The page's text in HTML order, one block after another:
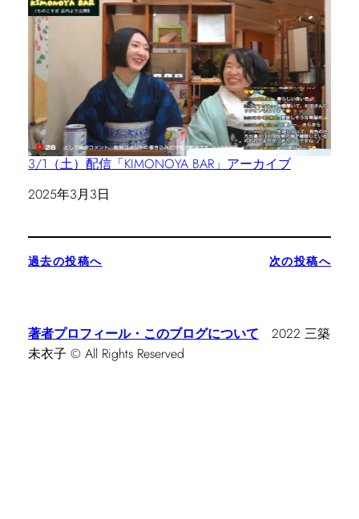
3/1（土）配信「KIMONOYA BAR」アーカイブ
日付
2025年3月3日
過去の投稿へ 次の投稿へ
著者プロフィール・このブログについて 2022 三築
未衣子 © All Rights Reserved